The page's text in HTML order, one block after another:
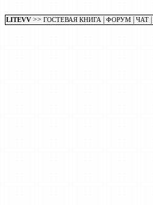
LITEVV >> ГОСТЕВАЯ КНИГА ФОРУМ ЧАТ